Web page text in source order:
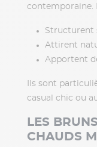
contemporaine.
Structurent
Attirent
Apportent
Ils sont
casual chic ou
LES
CHAUDS